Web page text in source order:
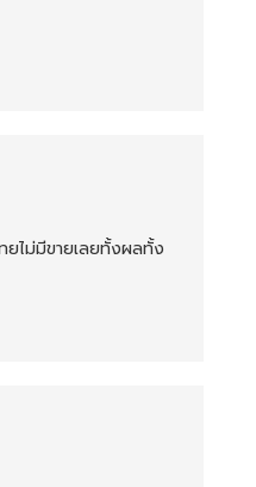
ไม่มีขายเลยทั้งผลทั้ง